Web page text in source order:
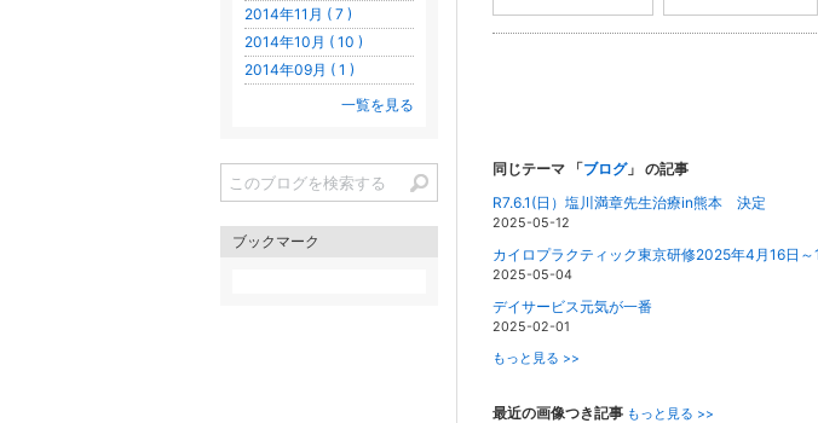
同じテーマ 「ブログ」 の記事
R7.6.1(日）塩川満章先生治療in熊本 決定
2025-05-12
カイロプラクティック東京研修2025年4月16日～
2025-05-04
デイサービス元気が一番
2025-02-01
もっと見る >>
最近の画像つき記事 もっと見る >>
2014年11月 ( 7 )
2014年10月 ( 10 )
2014年09月 ( 1 )
一覧を見る
ブックマーク